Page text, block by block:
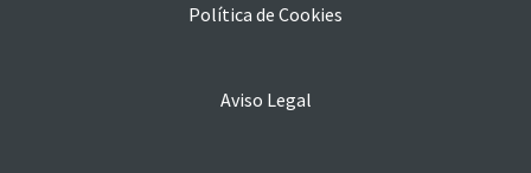
Política de Cookies
Aviso Legal